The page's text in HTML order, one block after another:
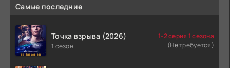
Самые последние
Точка взрыва (2026)
1 сезон
1-2 серия 1 сезона
(Не требуется)